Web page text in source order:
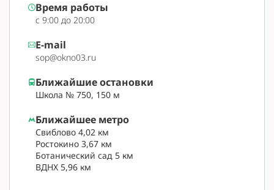
Время работы
с 9:00 до 20:00
E-mail
sop@okno03.ru
Ближайшее метро
Свиблово 4,02 км
Ростокино 3,67 км
Ботанический сад 5 км
ВДНХ 5,96 км
Ближайшие остановки
Школа № 750, 150 м